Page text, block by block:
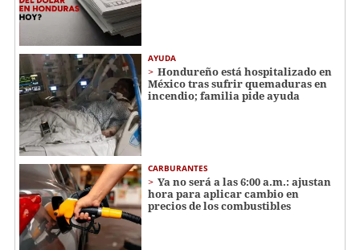
AYUDA
Hondureño está hospitalizado en
México tras sufrir quemaduras en
incendio; familia pide ayuda
CARBURANTES
Ya no será a las 6:00 a.m.: ajustan
hora para aplicar cambio en
precios de los combustibles